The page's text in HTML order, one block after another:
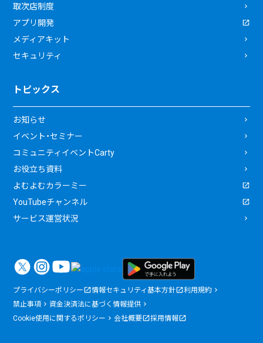
取次店制度
アプリ開発
メディアキット
セキュリティ
トピックス
お知らせ
イベント・セミナー
コミュニティイベントCarty
お役立ち資料
よむよむカラーミー
YouTubeチャンネル
サービス運営状況
プライバシーポリシー 情報セキュリティ基本方針
利用規約
禁止事項
資金決済法に基づく情報提供
Cookie使用に関するポリシー
会社概要 採用情報